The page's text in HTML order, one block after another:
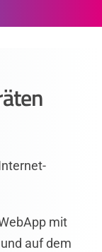
mit
auf dem